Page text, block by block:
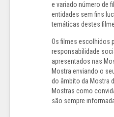
e variado número de
entidades sem fins
temáticas destes
Os filmes escolhidos
responsabilidade
apresentados nas
Mostra enviando o
do âmbito da Mostra
Mostras como
são sempre